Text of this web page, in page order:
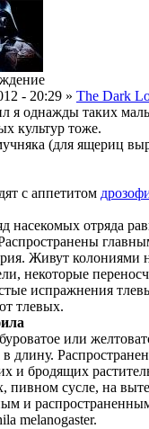
- 20:29 » The Dark
я однажды таких
культур тоже.
(для ящериц
с аппетитом
насекомых отряда
Живут колониями
некоторые
испражнения
тлевых.
или
длину.
и бродящих
пивном сусле, на
и
melanogaster.